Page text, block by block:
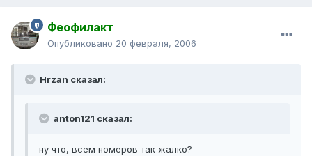
Феофилакт
Опубликовано 20 февраля, 2006
Hrzan сказал:
anton121 сказал:
ну что, всем номеров так жалко?